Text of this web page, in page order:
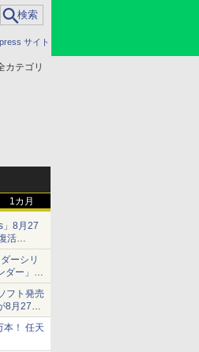
サイト
カテゴリ
1カ月
」8月27
活
が実施
ーシリ
ダー」を
した超大
フト発売
8月27日
本！ 任天